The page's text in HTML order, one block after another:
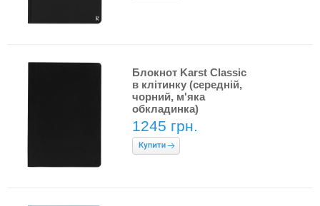
Блокнот Karst Classic
в клітинку (середній,
чорний, м'яка
обкладинка)
1245 грн.